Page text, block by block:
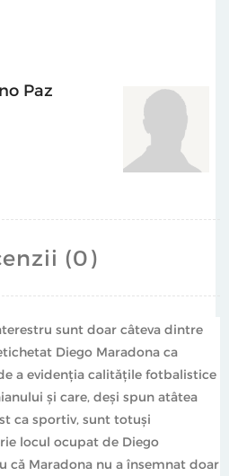
Paz
(0)
sunt doar câteva dintre
Diego Maradona ca
a evidenția calitățile fotbalistice
și care, deși spun atâtea
ca sportiv, sunt totuși
locul ocupat de Diego
că Maradona nu a însemnat doar